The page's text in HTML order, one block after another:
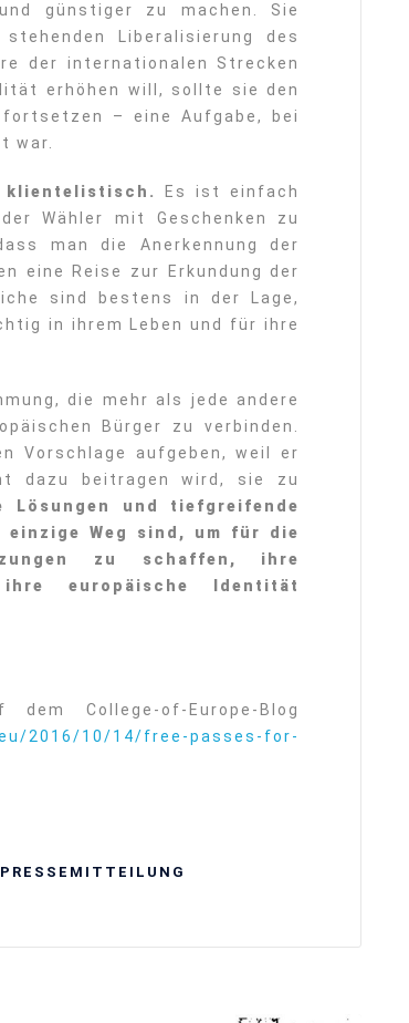
günstiger zu machen. Sie
Liberalisierung des
der internationalen Strecken
erhöhen will, sollte sie den
– eine Aufgabe, bei
war.
klientelistisch.
Es ist einfach
Wähler mit Geschenken zu
man die Anerkennung der
eine Reise zur Erkundung der
sind bestens in der Lage,
in ihrem Leben und für ihre
die mehr als jede andere
Bürger zu verbinden.
Vorschlage aufgeben, weil er
dazu beitragen wird, sie zu
Lösungen und tiefgreifende
Weg sind, um für die
zu schaffen, ihre
europäische Identität
College-of-Europe-Blog
2016/10/14/free-passes-for-
⁠⁠⁠PRESSEMITTEILUNG